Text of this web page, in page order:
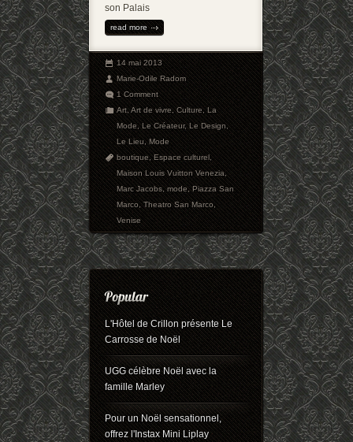
son Palais
read more
14 mai 2013
Marie-Odile Radom
1 Comment
Art,Art de vivre,Culture,La
Mode,Le Créateur,Le Design,
Le Lieu,Mode
boutique,Espace culturel,
Maison Louis Vuitton Venezia,
Marc Jacobs,mode,Piazza San
Marco,Theatro San Marco,
Venise
L'Hôtel de Crillon présente Le
Carrosse de Noël
UGG célèbre Noël avec la
famille Marley
Pour un Noël sensationnel,
offrez l'Instax Mini Liplay